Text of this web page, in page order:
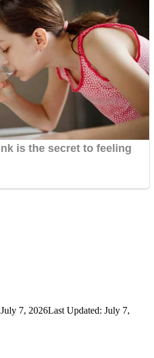
July 7, 2026Last Updated: July 7,